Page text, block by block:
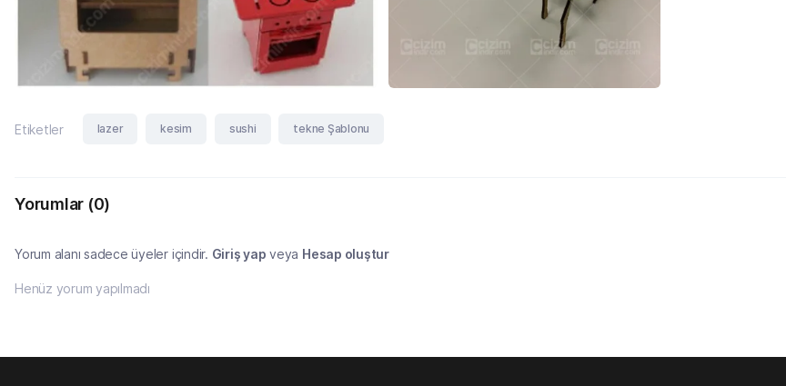
Etiketler lazer kesim sushi tekne Şablonu
Yorumlar (0)
Yorum alanı sadece üyeler içindir. Giriş yap veya Hesap oluştur
Henüz yorum yapılmadı